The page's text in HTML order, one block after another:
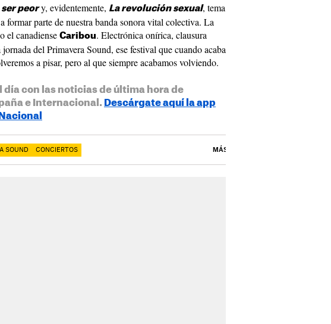
peory, evidentemente, La revolución sexual, tema
formar parte de nuestra banda sonora vital colectiva. La
el canadiense Caribou. Electrónica onírica, clausura
del Primavera Sound, ese festival que cuando acaba
a pisar, pero al que siempre acabamos volviendo.
día con las noticias de última hora de
e Internacional. Descárgate aquí la app
SOUND CONCIERTOS MÁS